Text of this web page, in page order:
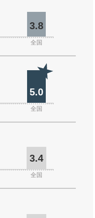
3.8
全国
5.0
全国
3.4
全国